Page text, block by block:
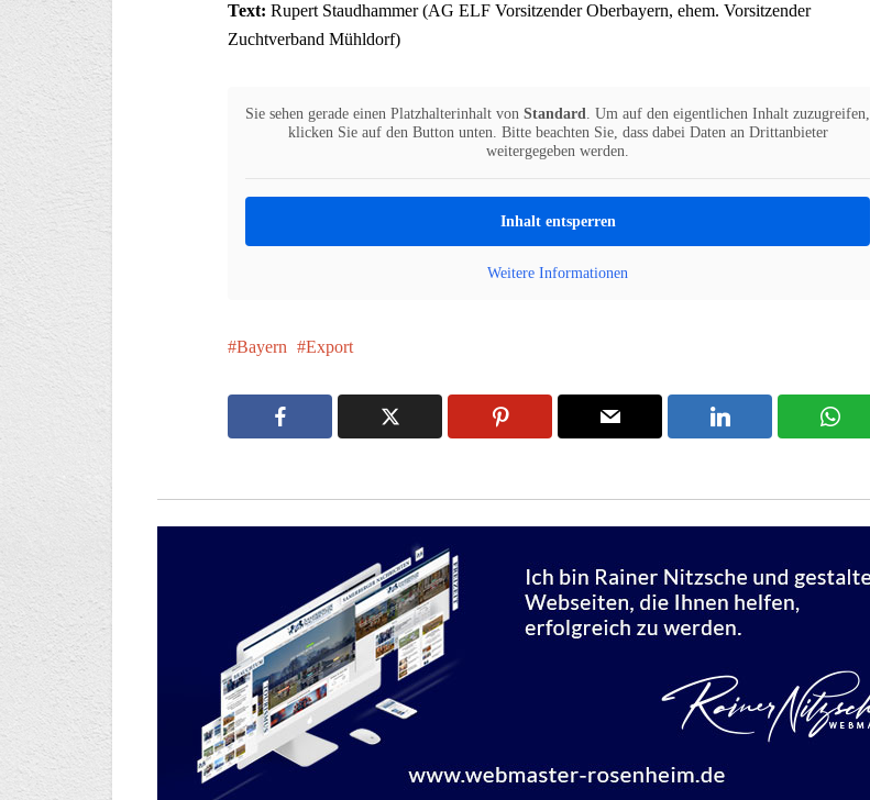
Text: Rupert Staudhammer (AG ELF Vorsitzender Oberbayern, ehem. Vorsitzender
Zuchtverband Mühldorf)
Sie sehen gerade einen Platzhalterinhalt von Standard. Um auf den eigentlichen Inhalt zuzugreifen,
klicken Sie auf den Button unten. Bitte beachten Sie, dass dabei Daten an Drittanbieter
weitergegeben werden.
Inhalt entsperren
Weitere Informationen
Bayern Export